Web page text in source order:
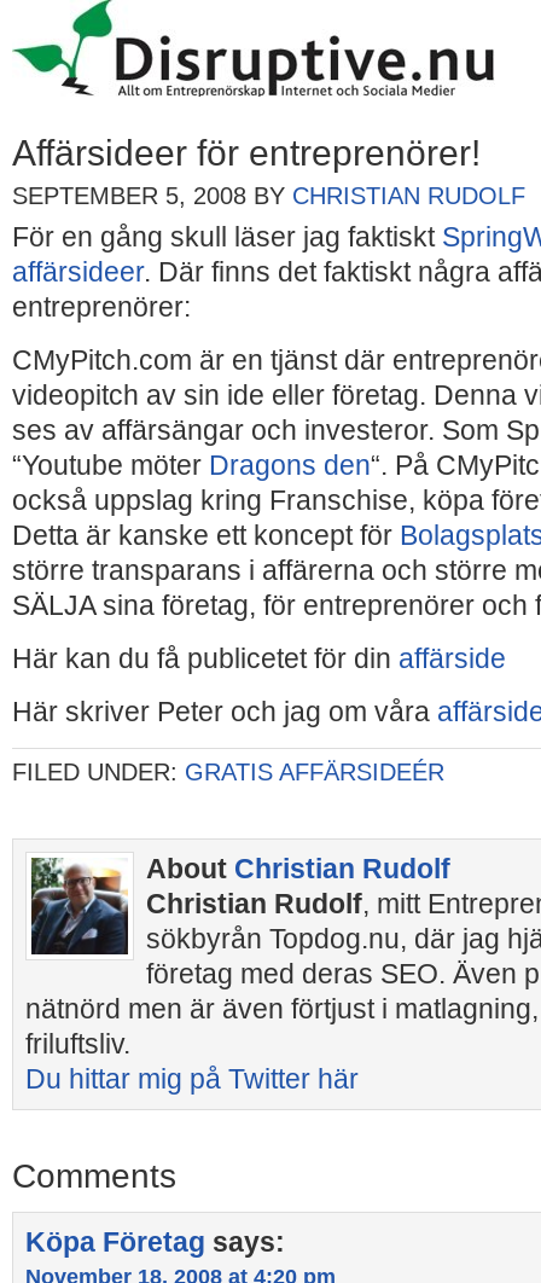
Affärsideer för entreprenörer!
SEPTEMBER 5, 2008 BY CHRISTIAN RUDOLF
För en gång skull läser jag faktiskt
affärsideer. Där finns det faktiskt några
entreprenörer:
CMyPitch.com är en tjänst där
videopitch av sin ide eller företag. Denna
ses av affärsängar och investeror. Som
“Youtube möter Dragons den“. På
också uppslag kring Franschise, köpa
Detta är kanske ett koncept för
större transparans i affärerna och större
SÄLJA sina företag, för entreprenörer och
Här kan du få publicetet för din affärside
Här skriver Peter och jag om våra
FILED UNDER: GRATIS AFFÄRSIDEÉR
About Christian Rudolf
Christian Rudolf, mitt
sökbyrån Topdog.nu, där jag
företag med deras SEO. Även
nätnörd men är även förtjust i
friluftsliv.
Du hittar mig på Twitter här
Comments
Köpa Företag says:
November 18, 2008 at 4:20 pm